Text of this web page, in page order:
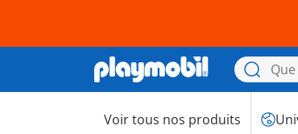
Voir tous nos produits